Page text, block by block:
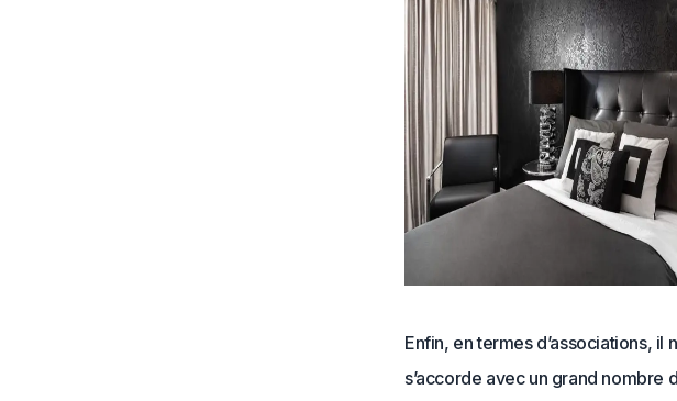
Enfin, en termes d’associations, il
s’accorde avec un grand nombre